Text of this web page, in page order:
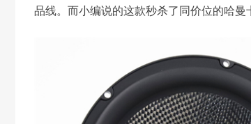
品线。而小编说的这款秒杀了同价位的哈曼